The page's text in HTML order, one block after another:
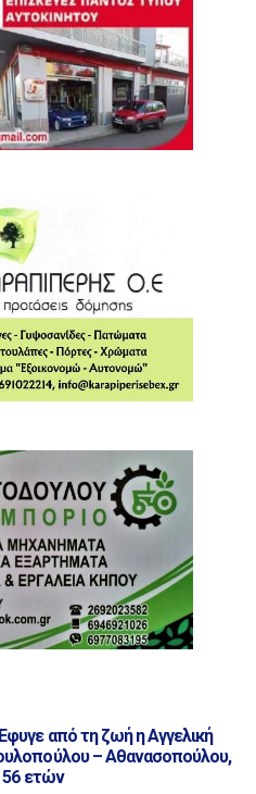
από τη ζωή η Αγγελική
– Αθανασοπούλου,
56 ετών